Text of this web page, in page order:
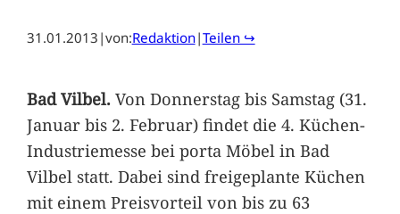
31.01.2013 |von:Redaktion|Teilen ↪
Bad Vilbel.Von Donnerstag bis Samstag (31.
Januar bis 2. Februar) findet die 4. Küchen-
Industriemesse bei porta Möbel in Bad
Vilbel statt. Dabei sind freigeplante Küchen
mit einem Preisvorteil von bis zu 63